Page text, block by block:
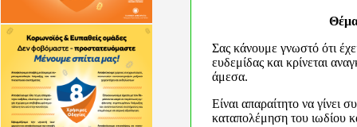
Σας κάνουμε γνωστό ότι
ευδεμίδας και κρίνεται
άμεσα.
Είναι απαραίτητο να γίνει
καταπολέμηση του ιωδίου